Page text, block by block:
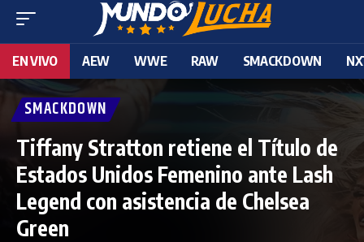
EN VIVO AEW WWE RAW SMACKDOWN
SMACKDOWN
Tiffany Stratton retiene el Título de
Estados Unidos Femenino ante Lash
Legend con asistencia de Chelsea
Green